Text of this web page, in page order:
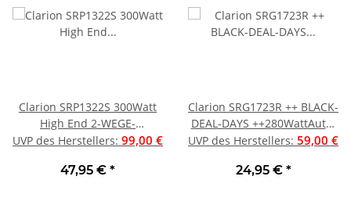
Clarion SRP1322S 300Watt
High End 2-WEGE-
Lautsprechersystem Compo
UVP des Herstellers: 99,00 €
47,95 € *
Clarion SRG1723R ++ BLACK-
DEAL-DAYS ++280WattAuto-
Lautsprecher PKW 16,5cm
war 59 € | Neu
UVP des Herstellers: 59,00 €
24,95 € *